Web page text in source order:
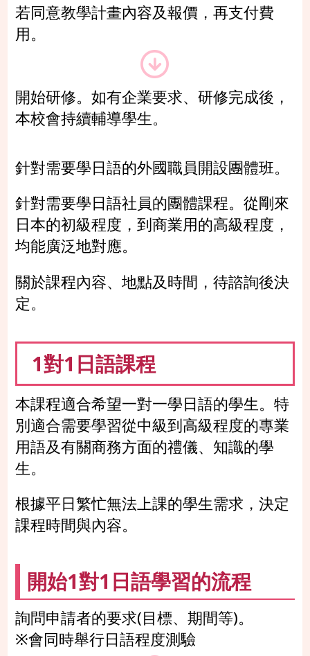
若同意教學計畫內容及報價，再支付費
用。
開始研修。如有企業要求、研修完成後，
本校會持續輔導學生。
針對需要學日語的外國職員開設團體班。
針對需要學日語社員的團體課程。從剛來
日本的初級程度，到商業用的高級程度，
均能廣泛地對應。
關於課程內容、地點及時間，待諮詢後決
定。
1對1日語課程
本課程適合希望一對一學日語的學生。特
別適合需要學習從中級到高級程度的專業
用語及有關商務方面的禮儀、知識的學
生。
根據平日繁忙無法上課的學生需求，決定
課程時間與內容。
開始1對1日語學習的流程
詢問申請者的要求(目標、期間等)。
※會同時舉行日語程度測驗